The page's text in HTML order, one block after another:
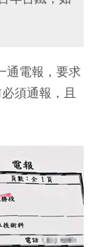
通電報，要求
須通報，且